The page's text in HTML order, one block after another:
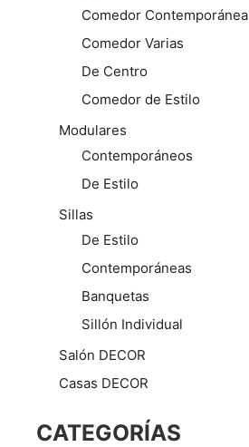
Comedor Contemporánea
Comedor Varias
De Centro
Comedor de Estilo
Modulares
Contemporáneos
De Estilo
Sillas
De Estilo
Contemporáneas
Banquetas
Sillón Individual
Salón DECOR
Casas DECOR
CATEGORÍAS